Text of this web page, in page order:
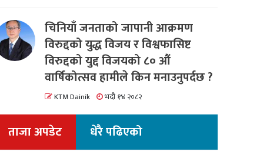
चिनियाँ जनताको जापानी आक्रमण
विरुद्दको युद्ध विजय र विश्वफासिष्ट
विरुद्दको युद्द विजयको ८० औं
वार्षिकोत्सव हामीले किन मनाउनुपर्दछ ?
KTM Dainik भदौ १४ २०८२
ताजा अपडेट धेरै पढिएको